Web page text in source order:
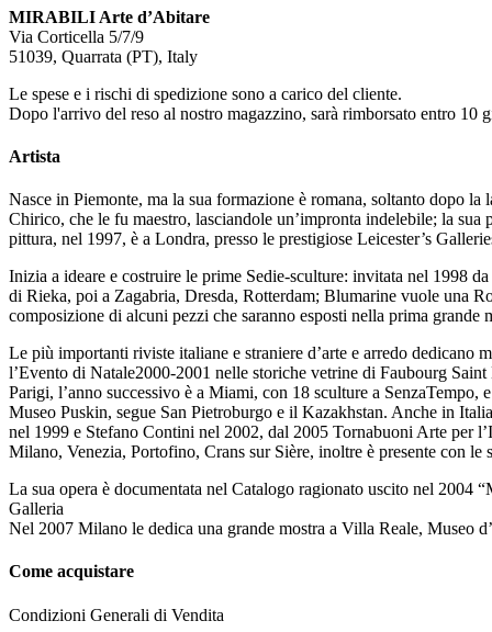
MIRABILI Arte d’Abitare
Via Corticella 5/7/9
51039, Quarrata (PT), Italy
Le spese e i rischi di spedizione sono a carico del cliente.
Dopo l'arrivo del reso al nostro magazzino, sarà rimborsato entro 10
Artista
Nasce in Piemonte, ma la sua formazione è romana, soltanto dopo
Chirico, che le fu maestro, lasciandole un’impronta indelebile; la
pittura, nel 1997, è a Londra, presso le prestigiose Leicester’s
Inizia a ideare e costruire le prime Sedie-sculture: invitata nel 1998
di Rieka, poi a Zagabria, Dresda, Rotterdam; Blumarine vuole una
composizione di alcuni pezzi che saranno esposti nella prima
Le più importanti riviste italiane e straniere d’arte e arredo dedicano
l’Evento di Natale2000-2001 nelle storiche vetrine di Faubourg
Parigi, l’anno successivo è a Miami, con 18 sculture a
Museo Puskin, segue San Pietroburgo e il Kazakhstan. Anche in
nel 1999 e Stefano Contini nel 2002, dal 2005 Tornabuoni Arte per
Milano, Venezia, Portofino, Crans sur Sière, inoltre è presente con
La sua opera è documentata nel Catalogo ragionato uscito nel
Galleria
Nel 2007 Milano le dedica una grande mostra a Villa Reale, Museo
Come acquistare
Condizioni Generali di Vendita